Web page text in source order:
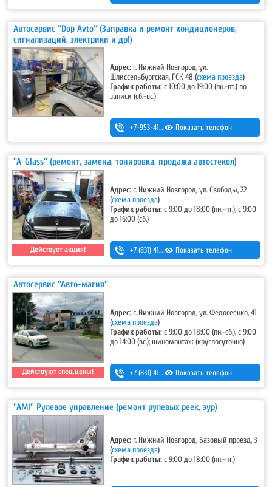
Автосервис ''Dop Avto'' (Заправка и ремонт кондиционеров,
сигнализаций, электрики и др!)
Адрес: г. Нижний Новгород, ул.
Шлиссельбургская, ГСК 48 (схема проезда)
График работы:с 10:00 до 19:00 (пн.-пт.) по
записи (сб.-вс.)
+7-953-415-03-10 Показать телефон
''A-Glass'' (ремонт, замена, тонировка, продажа автостекол)
Действует акция!
Адрес: г. Нижний Новгород, ул. Свободы, 22
(схема проезда)
График работы:с 9:00 до 18:00 (пн.-пт.), с 9:00
до 16:00 (сб.)
+7 (831) 413-48-54 ,+7-920-253-48-54
Показать телефон
Автосервис ''Авто-магия''
Действуют спец.цены!
Адрес: г. Нижний Новгород, ул. Федосеенко, 41
(схема проезда)
График работы:с 9:00 до 18:00 (пн.-сб.), с 9:00
до 14:00 (вс.); шиномонтаж (круглосуточно)
+7 (831) 413-53-11 Показать телефон
''AMI'' Рулевое управление (ремонт рулевых реек, эур)
Адрес: г. Нижний Новгород, Базовый проезд, 3
(схема проезда)
График работы:с 9:00 до 18:00 (пн.-пт.)